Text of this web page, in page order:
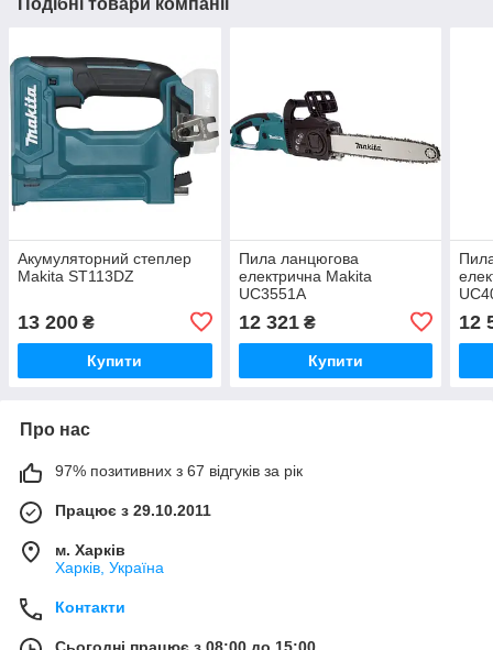
Подібні товари компанії
Акумуляторний степлер
Makita ST113DZ
13 200 ₴
Купити
Пила ланцюгова
електрична Makita
UC3551A
12 321₴
Купити
12
Про нас
97% позитивних з 67 відгуків за рік
Працює з 29.10.2011
м. Харків
Харків, Україна
Контакти